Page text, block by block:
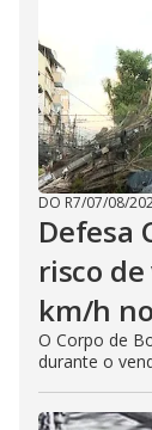
DO R7/07/08/
Defesa
risco
km/h no
O Corpo de
durante o